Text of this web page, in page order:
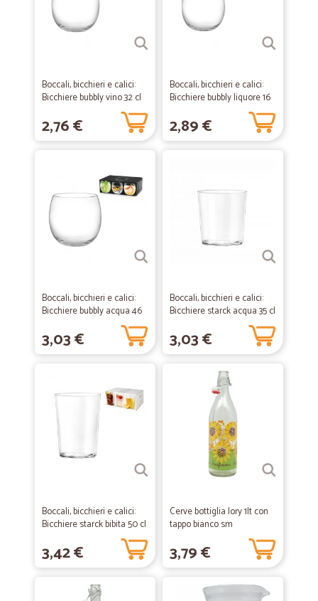
Boccali, bicchieri e calici:
Bicchiere bubbly vino 32 cl
2,76 €
Boccali, bicchieri e calici:
Bicchiere bubbly liquore 16
2,89 €
Boccali, bicchieri e calici:
Bicchiere bubbly acqua 46
3,03 €
Boccali, bicchieri e calici:
Bicchiere starck acqua 35 cl
3,03 €
Boccali, bicchieri e calici:
Bicchiere starck bibita 50 cl
3,42 €
Cerve bottiglia lory 1lt con
tappo bianco sm
3,79 €